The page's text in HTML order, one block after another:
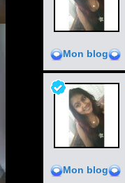
Mon blog
Mon blog